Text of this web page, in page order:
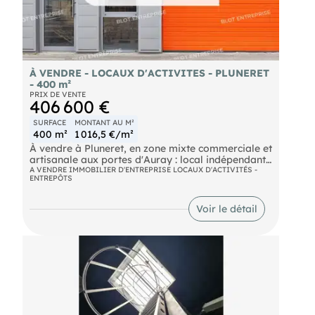
https://www.georisques.gouv.fr.
À VENDRE - LOCAUX D'ACTIVITES - PLUNERET
- 400 m²
PRIX DE VENTE
406 600 €
SURFACE
400 m²
MONTANT AU M²
1 016,5 €/m²
À vendre à Pluneret, en zone mixte commerciale et
artisanale aux portes d'Auray : local indépendant
d'environ 400 m² sur un terrain de 1345 m²
environ. Profitez d'une accessibilité optimale
grâce à la proximité immédiate des voies d'accès
principales. Ce local est idéalement situé pour
faciliter vos déplacements professionnels et ceux
emplacement stratégique aux portes d'Auray,
environnement dynamique et mixte, parfait pour
développer votre activité professionnelle. Les
informations sur les risques naturels, miniers, ou
technologiques, auxquels ces biens sont exposés,
sont disponibles sur le site
A VENDRE IMMOBILIER D'ENTREPRISE LOCAUX D'ACTIVITÉS -
ENTREPÔTS
Voir le détail